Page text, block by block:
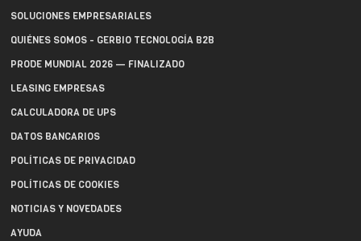
SOLUCIONES EMPRESARIALES
QUIÉNES SOMOS - GERBIO TECNOLOGÍA B2B
PRODE MUNDIAL 2026 — FINALIZADO
LEASING EMPRESAS
CALCULADORA DE UPS
DATOS BANCARIOS
POLÍTICAS DE PRIVACIDAD
POLÍTICAS DE COOKIES
NOTICIAS Y NOVEDADES
AYUDA